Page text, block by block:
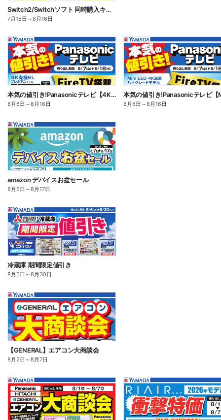
Switch2/Switchソフト 同時購入キャンペーン
7月16日 ～8月16日
本気の値引き!Panasonicテレビ【4K有機EL】
8月6日 ～8月16日 8月6日 ～8月16日
amazon デバイスお盆セール
8月6日 ～8月17日
冷蔵庫 期間限定値引き
8月5日 ～8月30日
【GENERAL】エアコン大商談会
8月2日 ～8月7日